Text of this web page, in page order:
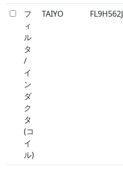
フ
ィ
ル
タ
/
イ
ン
ダ
ク
タ
(コ
イ
ル)
TAIYO FL9H562J